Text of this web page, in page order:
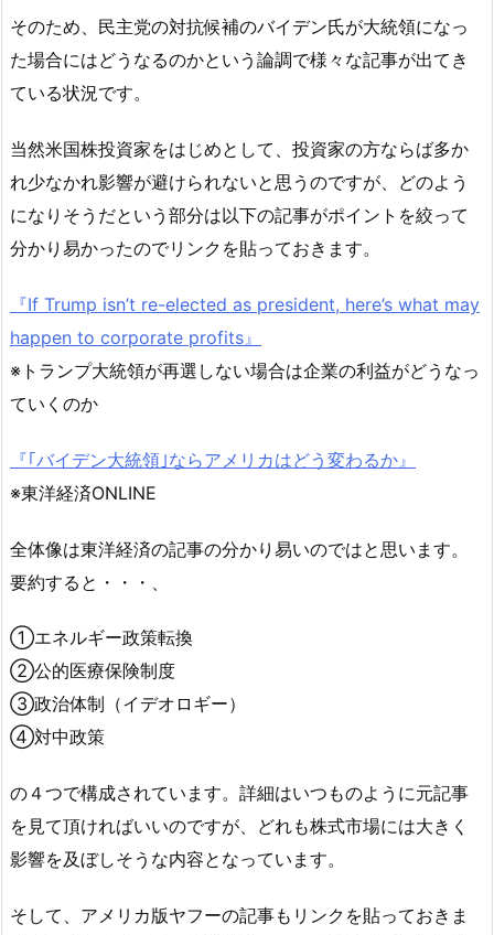
そのため、民主党の対抗候補のバイデン氏が大統領になっ
た場合にはどうなるのかという論調で様々な記事が出てき
ている状況です。
当然米国株投資家をはじめとして、投資家の方ならば多か
れ少なかれ影響が避けられないと思うのですが、どのよう
になりそうだという部分は以下の記事がポイントを絞って
分かり易かったのでリンクを貼っておきます。
『If Trump isn’t re-elected as president, here’s what may
happen to corporate profits』
※トランプ大統領が再選しない場合は企業の利益がどうなっ
ていくのか
『｢バイデン大統領｣ならアメリカはどう変わるか』
※東洋経済ONLINE
全体像は東洋経済の記事の分かり易いのではと思います。
要約すると・・・、
①エネルギー政策転換
②公的医療保険制度
③政治体制（イデオロギー）
④対中政策
の４つで構成されています。詳細はいつものように元記事
を見て頂ければいいのですが、どれも株式市場には大きく
影響を及ぼしそうな内容となっています。
そして、アメリカ版ヤフーの記事もリンクを貼っておきま